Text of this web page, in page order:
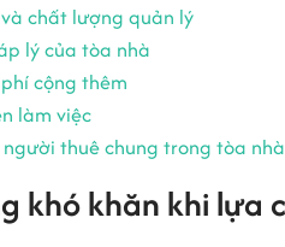
chất lượng quản lý
lý của tòa nhà
cộng thêm
làm việc
thuê chung trong tòa nhà
khó khăn khi lựa